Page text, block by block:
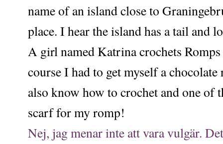
name of an island close to
place. I hear the island has a tail and
A girl named Katrina crochets
course I had to get myself a
also know how to crochet and one of
scarf for my romp!
Nej, jag menar inte att vara vulgär.